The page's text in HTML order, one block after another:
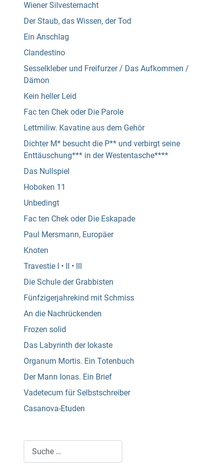
Wiener Silvesternacht
Der Staub, das Wissen, der Tod
Ein Anschlag
Clandestino
Sesselkleber und Freifurzer / Das Aufkommen /
Dämon
Kein heller Leid
Fac ten Chek oder Die Parole
Lettmiliw. Kavatine aus dem Gehör
Dichter M* besucht die P** und verbirgt seine
Enttäuschung*** in der Westentasche****
Das Nullspiel
Hoboken 11
Unbedingt
Fac ten Chek oder Die Eskapade
Paul Mersmann, Europäer
Knoten
Travestie I • II • III
Die Schule der Grabbisten
Fünfzigerjahrekind mit Schmiss
An die Nachrückenden
Frozen solid
Das Labyrinth der Iokaste
Organum Mortis. Ein Totenbuch
Der Mann Ionas. Ein Brief
Vadetecum für Selbstschreiber
Casanova-Etuden